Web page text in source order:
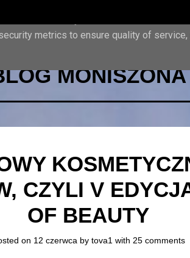
MONISZONA
CZYLI V
OF BEAUTY
on 12 czerwca by tova1 with 25 comments
and to analyze traffic. Your IP address
metrics to ensure quality of service,